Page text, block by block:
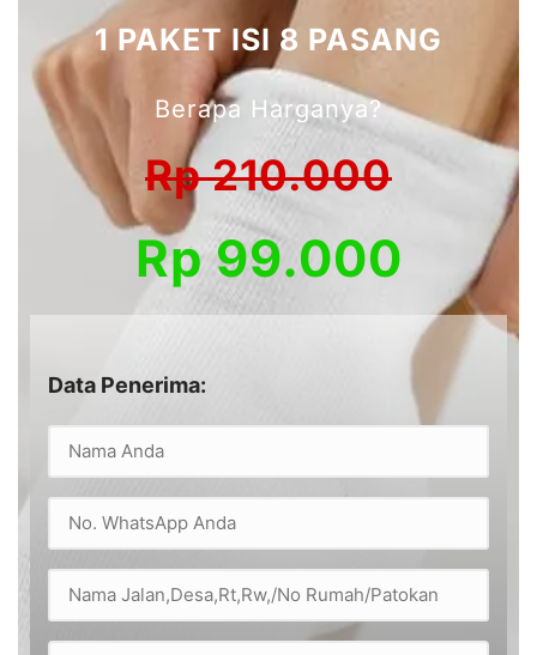
1 PAKET ISI 8 PASANG
Berapa Harganya?
Rp 210.000
Rp 99.000
Data Penerima: